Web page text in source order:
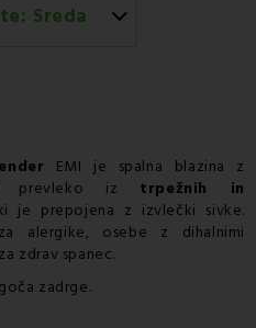
Sreda
EMI je spalna blazina z
prevleko iz trpežnih in
je prepojena z izvlečki sivke.
alergike, osebe z dihalnimi
zdrav spanec.
zadrge.